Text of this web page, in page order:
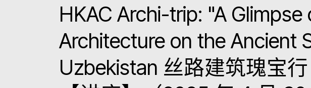
HKAC Archi-trip: "A Glimpse
Architecture on the Ancient
Uzbekistan 丝路建筑瑰宝